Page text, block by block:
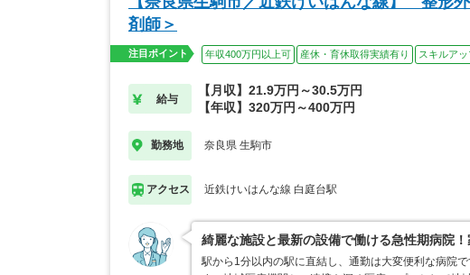
剤師＞
注目ポイント 年収400万円以上可 産休・育休取得実績有り スキルアッ
給与
【月収】21.9万円～30.5万円
【年収】320万円～400万円
勤務地 奈良県 生駒市
アクセス 近鉄けいはんな線 白庭台駅
綺麗な施設と最新の設備で働ける急性期病院
駅から1分以内の駅に直結し、通勤は大変便利な病院